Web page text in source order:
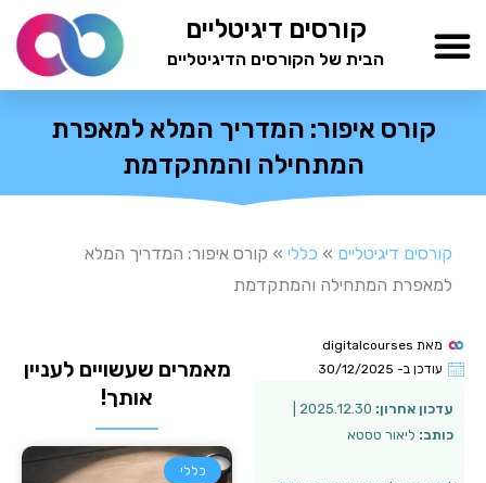
לתוכן
קורסים דיגיטליים
הבית של הקורסים הדיגיטליים
קורס איפור: המדריך המלא למאפרת
המתחילה והמתקדמת
קורסים דיגיטליים » כללי » קורס איפור: המדריך המלא
למאפרת המתחילה והמתקדמת
מאת
עודכן ב- 30/12/2025
עדכון אחרון:
כותב: ליאור טסטא
מאמרים שעשויים לעניין
אותך!
כללי